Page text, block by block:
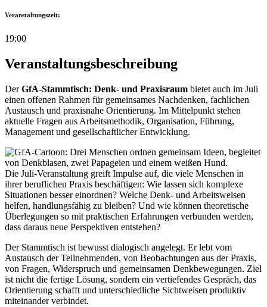
Veranstaltungszeit:
19:00
Veranstaltungsbeschreibung
DerGfA-Stammtisch: Denk- und Praxisraum bietet auch im Juli
einen offenen Rahmen für gemeinsames Nachdenken, fachlichen
Austausch und praxisnahe Orientierung. Im Mittelpunkt stehen
aktuelle Fragen aus Arbeitsmethodik, Organisation, Führung,
Management und gesellschaftlicher Entwicklung.
Die Juli-Veranstaltung greift Impulse auf, die viele Menschen in
ihrer beruflichen Praxis beschäftigen: Wie lassen sich komplexe
Situationen besser einordnen? Welche Denk- und Arbeitsweisen
helfen, handlungsfähig zu bleiben? Und wie können theoretische
Überlegungen so mit praktischen Erfahrungen verbunden werden,
dass daraus neue Perspektiven entstehen?
Der Stammtisch ist bewusst dialogisch angelegt. Er lebt vom
Austausch der Teilnehmenden, von Beobachtungen aus der Praxis,
von Fragen, Widerspruch und gemeinsamen Denkbewegungen. Ziel
ist nicht die fertige Lösung, sondern ein vertiefendes Gespräch, das
Orientierung schafft und unterschiedliche Sichtweisen produktiv
miteinander verbindet.